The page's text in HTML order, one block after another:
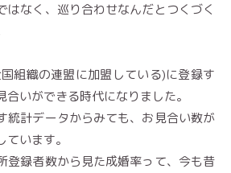
はなく、巡り合わせなんだとつくづく
組織の連盟に加盟している)に登録す
いができる時代になりました。
統計データからみても、お見合い数が
います。
登録者数から見た成婚率って、今も昔